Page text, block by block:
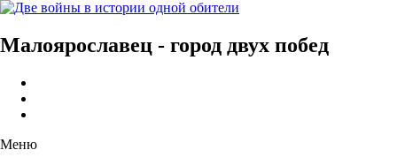
Малоярославец - город двух побед
Меню